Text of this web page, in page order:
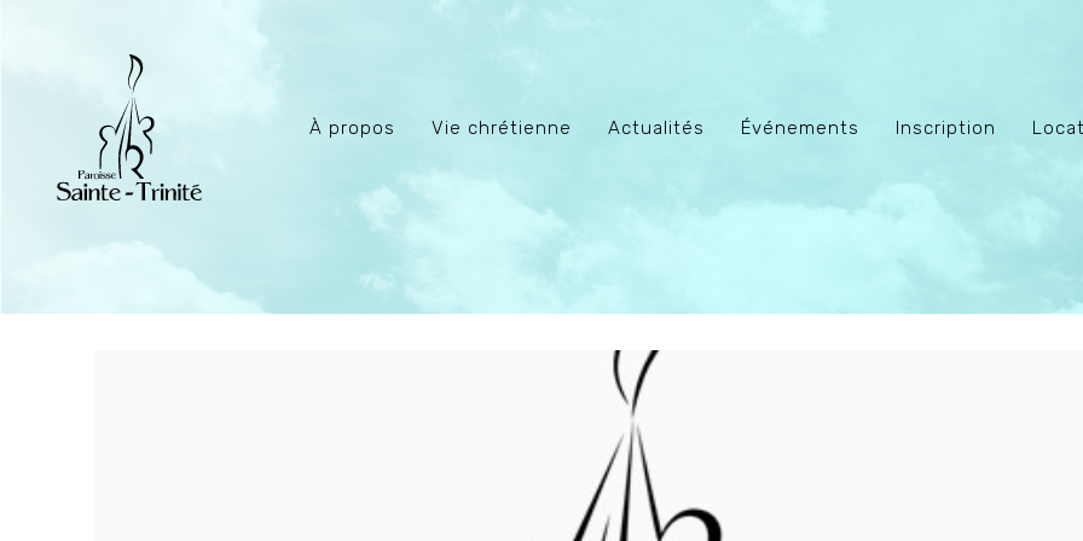
À propos Vie chrétienne Actualités Événements Inscription